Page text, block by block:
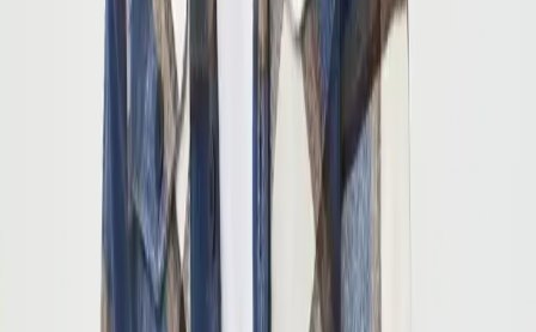
COOL TARZ Mavi Kahverengi Erkek Slim Fit Düğmeli Yaka
Çift Cepli Oduncu Ekose Gömlek, her erkeğin gardrobunda
bulunması gereken temel ve şık bir parçadır. Günlük hayatta
rahatlıkla kullanılabilirken, şıklığıyla da dikkat çekmeyi başarır.
Kaliteli kumaşı, modern tasarımı ve çok yönlü kullanım imkânlarıyla
uzun vadeli tercih edilebilir. Özellikle soğuk havalarda sıcak tutma
özelliği ve şık duruşuyla, kış mevsiminin vazgeçilmezleri arasında
Bu gömlek ile tarzınızı yansıtarak, hem rahat hem de gösterişli bir
görünüm elde edebilirsiniz. Her beden ve tarzda uyum sağlayan
tasarımıyla, müşteri memnuniyeti yüksek seviyededir ve kullanıcılar
tarafından sıkça önerilmektedir. İster günlük dış mekan
aktivitelerinde ister ofis ortamında kullanabileceğiniz bu ürün,
fonksiyonelliği ve şıklığı bir arada sunar.